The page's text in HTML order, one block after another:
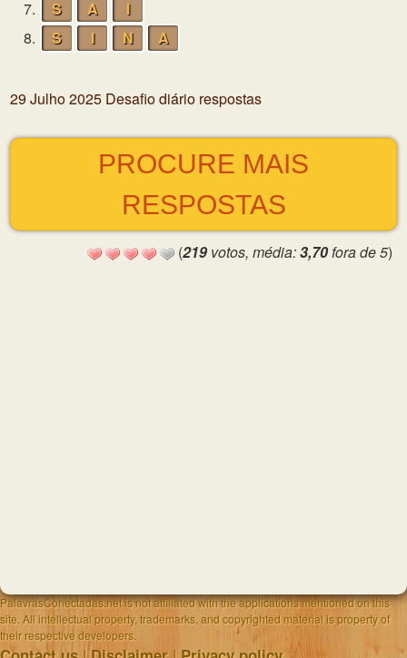
7.
S A
I
8.
S I N A
29 Julho 2025 Desafio diário respostas
PROCURE MAIS
RESPOSTAS
(219 votos, média:3,70fora de 5)
PalavrasConectadas.net is not affiliated with the applications mentioned on this
site. All intellectual property, trademarks, and copyrighted material is property of
their respective developers.